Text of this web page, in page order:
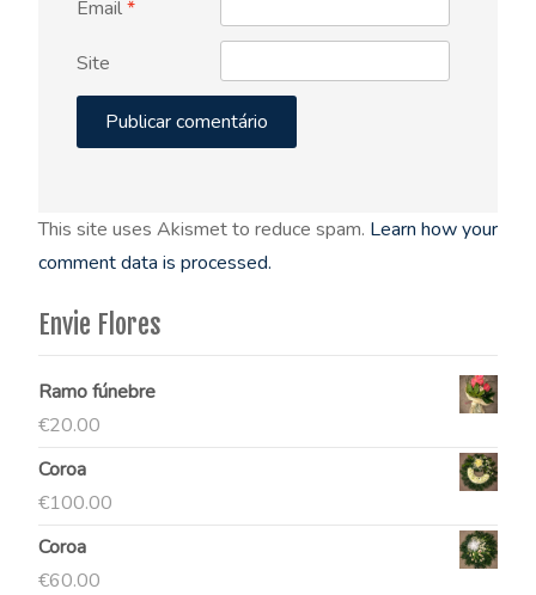
Email*
Site
This site uses Akismet to reduce spam. Learn how your
comment data is processed.
Envie Flores
Ramo fúnebre
€20.00
Coroa
€100.00
Coroa
€60.00